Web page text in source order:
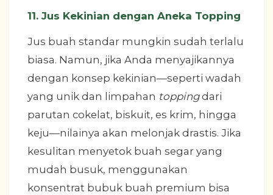
11. Jus Kekinian dengan Aneka Topping
Jus buah standar mungkin sudah terlalu
biasa. Namun, jika Anda menyajikannya
dengan konsep kekinian—seperti wadah
yang unik dan limpahan toppingdari
parutan cokelat, biskuit, es krim, hingga
keju—nilainya akan melonjak drastis. Jika
kesulitan menyetok buah segar yang
mudah busuk, menggunakan
konsentrat bubuk buah premium bisa